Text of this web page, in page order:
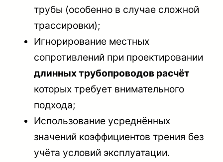
трубы (особенно в случае сложной
трассировки);
Игнорирование местных
сопротивлений при проектировании
длинных трубопроводов расчёт
которых требует внимательного
подхода;
Использование усреднённых
значений коэффициентов трения без
учёта условий эксплуатации.